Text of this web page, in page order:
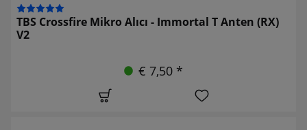
TBS Crossfire Mikro Alıcı - Immortal T Anten (RX)
V2
€ 7,50 *